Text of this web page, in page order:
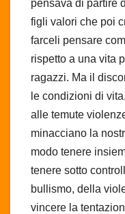
pensava di partire
figli valori che poi
farceli pensare
rispetto a una vita
ragazzi. Ma il
le condizioni di
alle temute
minacciano la
modo tenere
tenere sotto
bullismo, della
vincere la